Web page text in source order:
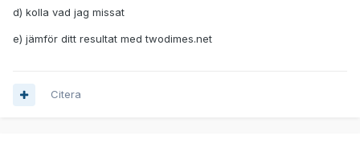
d) kolla vad jag missat
e) jämför ditt resultat med twodimes.net
Citera